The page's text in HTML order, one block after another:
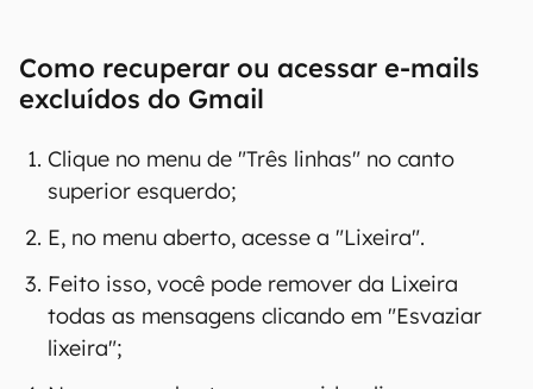
Como recuperar ou acessar e-mails
excluídos do Gmail
Clique no menu de "Três linhas" no canto
superior esquerdo;
E, no menu aberto, acesse a "Lixeira".
Feito isso, você pode remover da Lixeira
todas as mensagens clicando em "Esvaziar
lixeira";